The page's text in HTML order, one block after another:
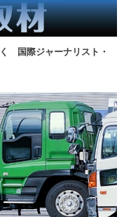
国際ジャーナリスト・